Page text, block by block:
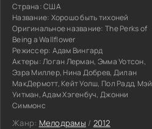
Страна:США
Название: Хорошо быть тихоней
Оригинальное название: The Perks of
Being a Wallflower
Режиссер: Адам Вингард
Актеры:Логан Лерман, Эмма Уотсон,
Эзра Миллер, Нина Добрев, Дилан
МакДермотт, Кейт Уолш, Пол Радд, Мэй
Уитман, Адам Хэгенбуч, Джонни
Симмонс
Жанр: Мелодрамы / 2012